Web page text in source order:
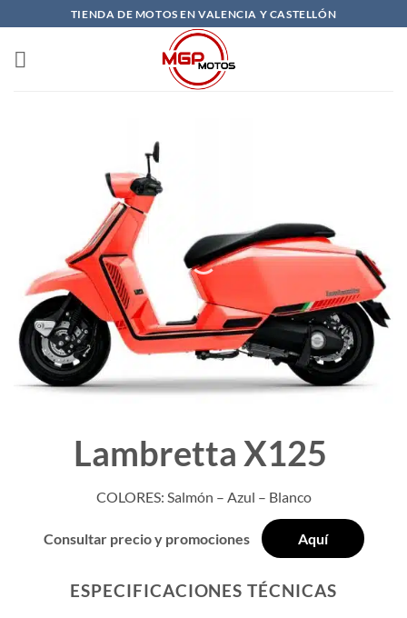
al
contenido
TIENDA DE MOTOS EN VALENCIA Y CASTELLÓN
Lambretta X125
COLORES: Salmón – Azul – Blanco
Consultar precio y promociones Aquí
ESPECIFICACIONES TÉCNICAS